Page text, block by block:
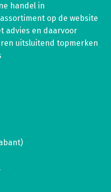
handel in
op de website
advies en daarvoor
uitsluitend topmerken